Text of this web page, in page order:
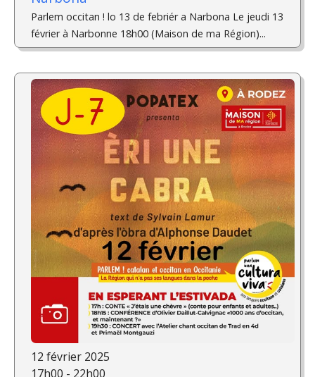
Parlem occitan ! lo 13 de febriér a Narbona Le jeudi 13
février à Narbonne 18h00 (Maison de ma Région)...
12 février 2025
17h00 - 22h00